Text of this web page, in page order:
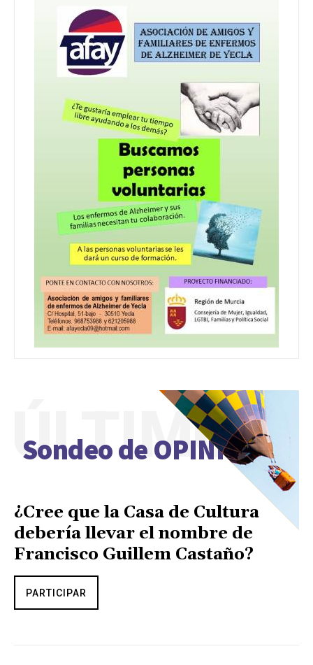
Sondeo de OPINIÓN
ÚLTIMO
¿Cree que la Casa de Cultura
debería llevar el nombre de
Francisco Guillem Castaño?
PARTICIPAR